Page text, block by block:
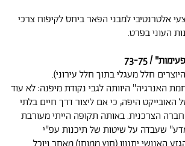
אלטרנטיבי למבני הפאר ביחס לקיפוח צרכי
העוני בפרט.
/ 73-75
האנרגיה" היוותה לגבי נקודת מיפנה: לא עוד
האובייקט היפה, כי אם ליצור דרך חיים בלתי
הצרכנית. באותה תקופה הייתי מעורבת
שעבדה על שיטות של תיכנות עפ"י